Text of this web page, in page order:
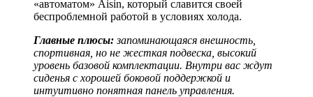
«автоматом» Aisin, который славится своей
беспроблемной работой в условиях холода.
Главные плюсы:запоминающаяся внешность,
спортивная, но не жесткая подвеска, высокий
уровень базовой комплектации. Внутри вас ждут
сиденья с хорошей боковой поддержкой и
интуитивно понятная панель управления.